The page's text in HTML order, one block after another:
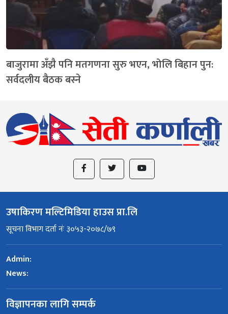
बाजुरामा अँझै पनि मतगणना सुरु भएन, भोलि बिहान पुन:
सर्वदलीय बैठक बस्ने
उषाकिरण मल्टिमिडिया हाउस प्रा.लि
सूचना विभाग दर्ता नंः ३०५३-२०७८/७९
Admin:
News:
विज्ञापनका लागि सम्पर्क